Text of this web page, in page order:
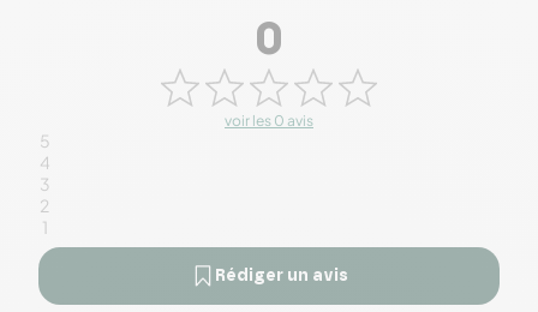
0
voir les 0 avis
5
4
3
2
1
Rédiger un avis